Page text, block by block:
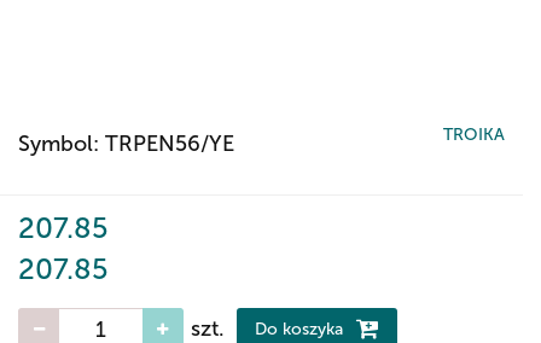
Symbol: TRPEN56/YE TROIKA
207.85
207.85
szt. Do koszyka